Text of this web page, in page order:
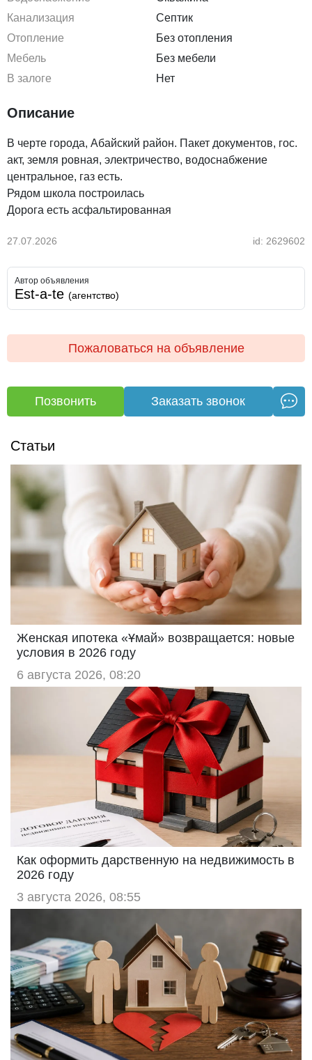
Канализация
Септик
Отопление
Без отопления
Мебель
Без мебели
В залоге
Нет
Описание
В черте города, Абайский район. Пакет документов, гос.
акт, земля ровная, электричество, водоснабжение
центральное, газ есть.
Рядом школа построилась
Дорога есть асфальтированная
27.07.2026 id: 2629602
Автор объявления
Est-a-te (агентство)
Пожаловаться на объявление
Позвонить Заказать звонок
Статьи
Женская ипотека «Ұмай» возвращается: новые
условия в 2026 году
6 августа 2026, 08:20
Как оформить дарственную на недвижимость в
2026 году
3 августа 2026, 08:55